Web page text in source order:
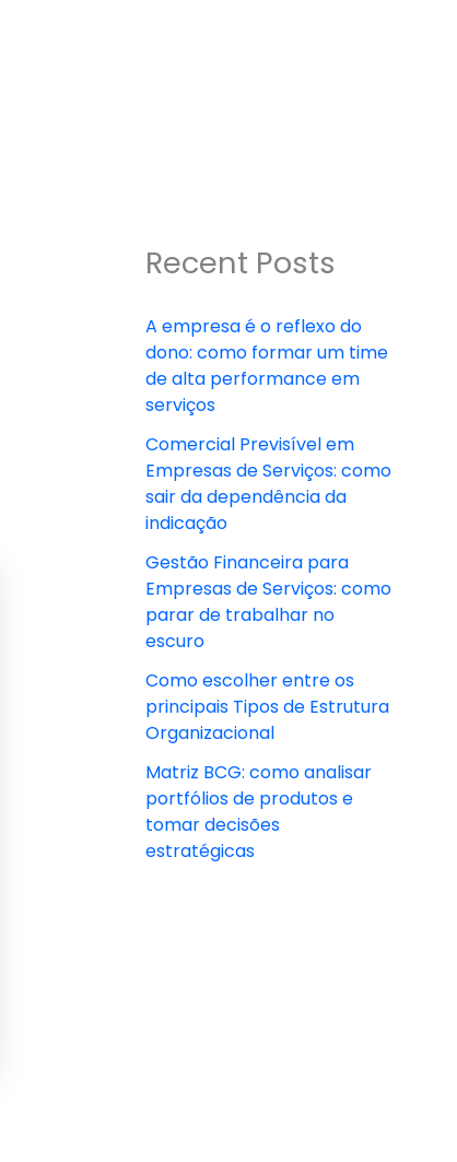
Recent Posts
A empresa é o reflexo do
dono: como formar um time
de alta performance em
serviços
Comercial Previsível em
Empresas de Serviços: como
sair da dependência da
indicação
Gestão Financeira para
Empresas de Serviços: como
parar de trabalhar no
escuro
Como escolher entre os
principais Tipos de Estrutura
Organizacional
Matriz BCG: como analisar
portfólios de produtos e
tomar decisões
estratégicas